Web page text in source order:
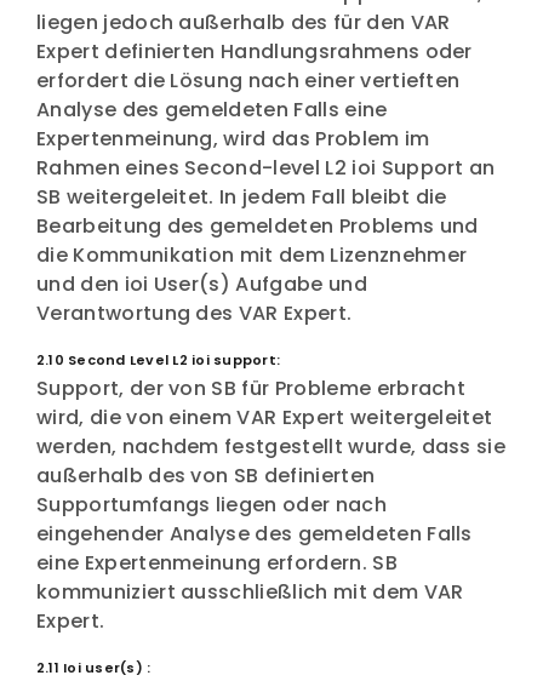
liegen jedoch außerhalb des für den VAR
Expert definierten Handlungsrahmens oder
erfordert die Lösung nach einer vertieften
Analyse des gemeldeten Falls eine
Expertenmeinung, wird das Problem im
Rahmen eines Second-level L2 ioi Support an
SB weitergeleitet. In jedem Fall bleibt die
Bearbeitung des gemeldeten Problems und
die Kommunikation mit dem Lizenznehmer
und den ioi User(s) Aufgabe und
Verantwortung des VAR Expert.
2.10 Second Level L2 ioi support:
Support, der von SB für Probleme erbracht
wird, die von einem VAR Expert weitergeleitet
werden, nachdem festgestellt wurde, dass sie
außerhalb des von SB definierten
Supportumfangs liegen oder nach
eingehender Analyse des gemeldeten Falls
eine Expertenmeinung erfordern. SB
kommuniziert ausschließlich mit dem VAR
Expert.
2.11 Ioi user(s) :